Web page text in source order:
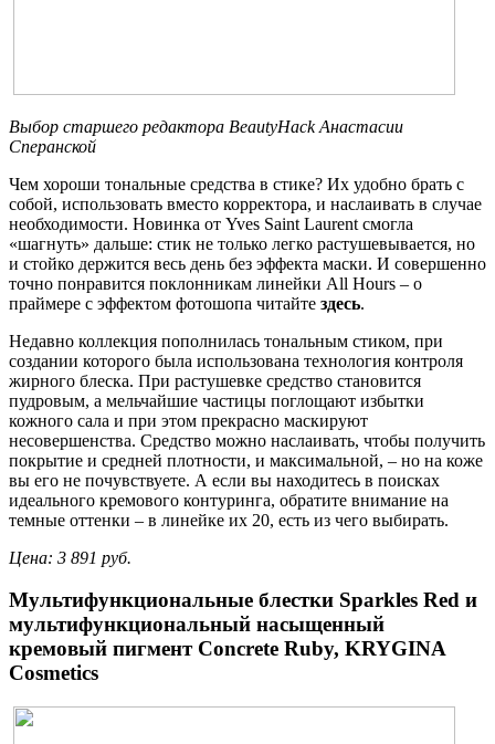
Выбор старшего редактора BeautyHackАнастасии
Сперанской
Чем хороши тональные средства в стике? Их удобно брать с
собой, использовать вместо корректора, и наслаивать в случае
необходимости. Новинка от Yves Saint Laurent смогла
«шагнуть» дальше: стик не только легко растушевывается, но
и стойко держится весь день без эффекта маски. И совершенно
точно понравится поклонникам линейки All Hours – о
праймере c эффектом фотошопа читайте здесь.
Недавно коллекция пополнилась тональным стиком, при
создании которого была использована технология контроля
жирного блеска. При растушевке средство становится
пудровым, а мельчайшие частицы поглощают избытки
кожного сала и при этом прекрасно маскируют
несовершенства. Средство можно наслаивать, чтобы получить
покрытие и средней плотности, и максимальной, – но на коже
вы его не почувствуете. А если вы находитесь в поисках
идеального кремового контуринга, обратите внимание на
темные оттенки – в линейке их 20, есть из чего выбирать.
Цена: 3 891 руб.
Мультифункциональные блестки Sparkles Red и
мультифункциональный насыщенный
кремовый пигмент Concrete Ruby, KRYGINA
Cosmetics